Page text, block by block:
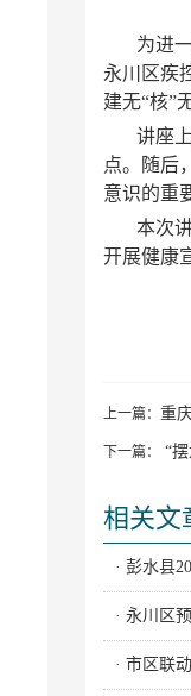
为进
永川区疾
建无“核”
讲座
点。随后
意识的重
本次
开展健康
上一篇： 重
下一篇： “
相关文
· 彭水县
· 永川区
· 市区联